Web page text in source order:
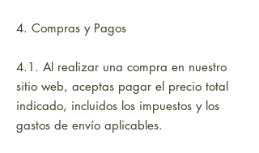
4. Compras y Pagos
4.1. Al realizar una compra en nuestro
sitio web, aceptas pagar el precio total
indicado, incluidos los impuestos y los
gastos de envío aplicables.